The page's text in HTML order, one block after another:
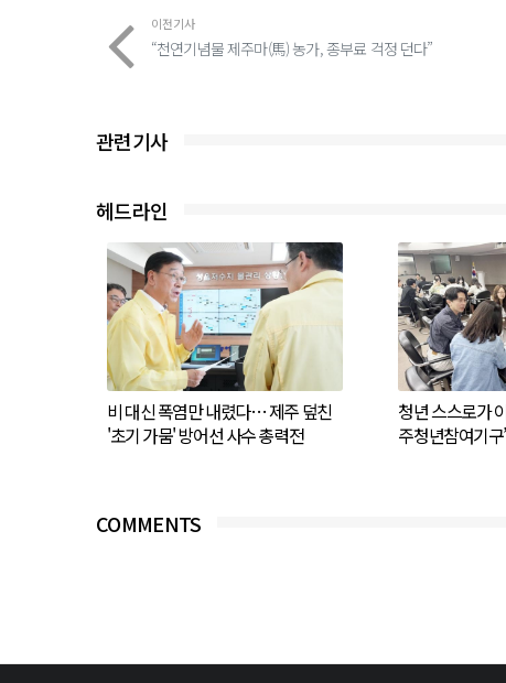
이전기사
“천연기념물 제주마(馬) 농가, 종부료 걱정 던다”
관련기사
헤드라인
비 대신 폭염만 내렸다… 제주 덮친
'초기 가뭄' 방어선 사수 총력전
청년 스스로가
주청년참여기구’
COMMENTS